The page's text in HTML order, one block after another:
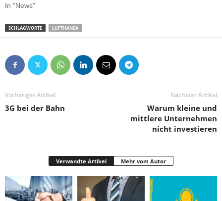
In "News"
SCHLAGWORTE LUFTHANSA
Vorheriger Artikel
3G bei der Bahn
Nächster Artikel
Warum kleine und
mittlere Unternehmen
nicht investieren
Verwandte Artikel Mehr vom Autor